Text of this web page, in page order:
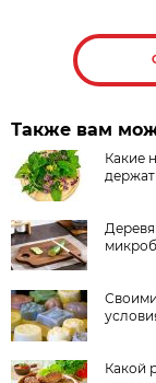
Также вам
Какие
Какой